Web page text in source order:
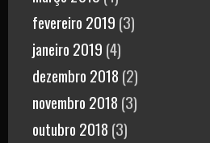
fevereiro 2019 (3)
janeiro 2019 (4)
dezembro 2018 (2)
novembro 2018 (3)
outubro 2018 (3)